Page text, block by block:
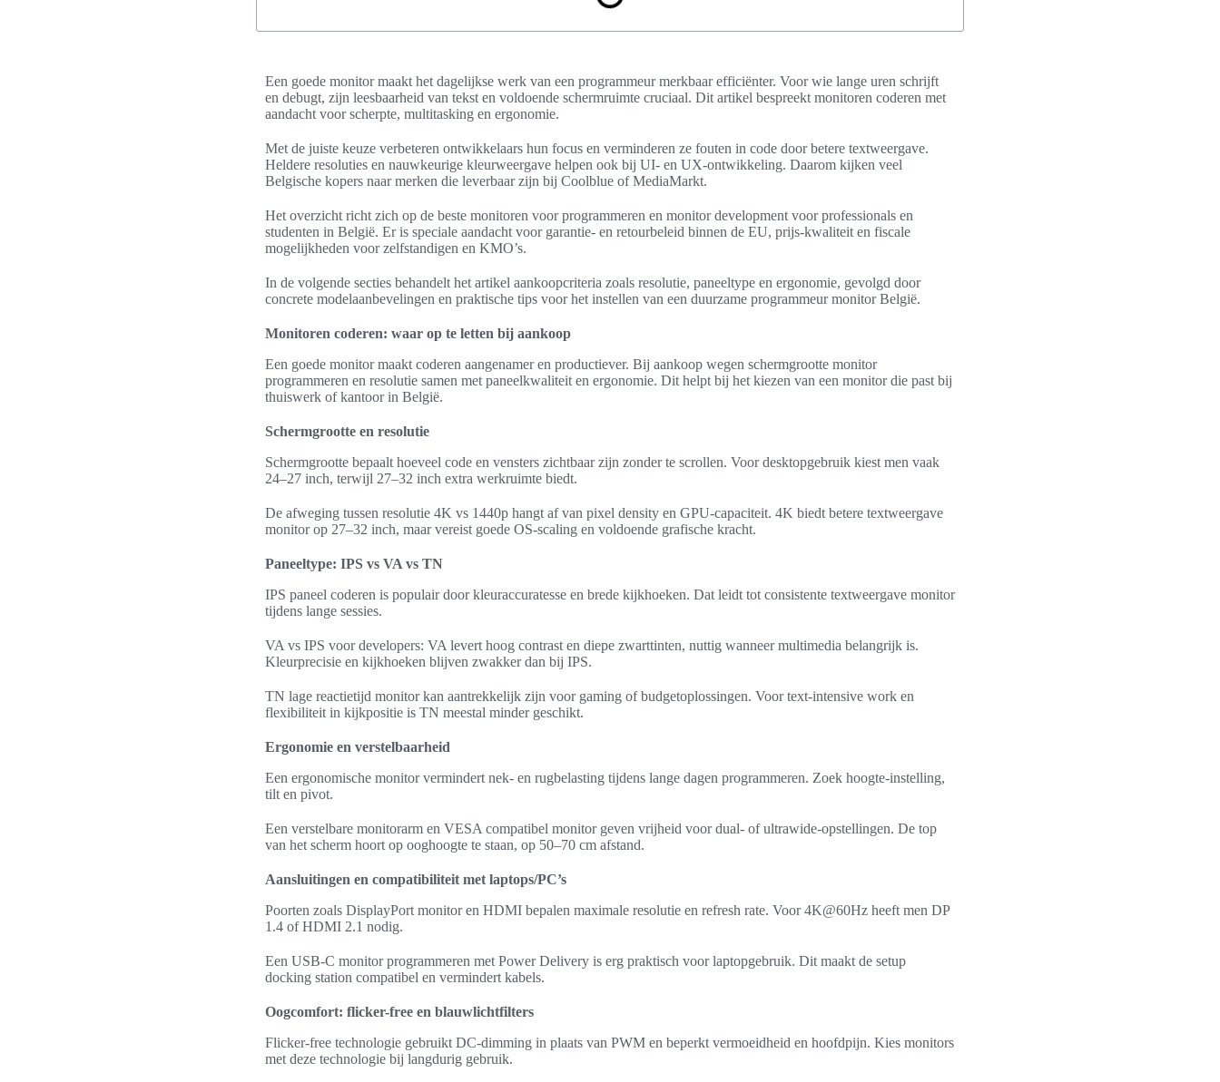
Een goede monitor maakt het dagelijkse werk van een programmeur merkbaar efficiënter. Voor wie lange uren schrijft
en debugt, zijn leesbaarheid van tekst en voldoende schermruimte cruciaal. Dit artikel bespreekt monitoren coderen met
aandacht voor scherpte, multitasking en ergonomie.
Met de juiste keuze verbeteren ontwikkelaars hun focus en verminderen ze fouten in code door betere textweergave.
Heldere resoluties en nauwkeurige kleurweergave helpen ook bij UI- en UX-ontwikkeling. Daarom kijken veel
Belgische kopers naar merken die leverbaar zijn bij Coolblue of MediaMarkt.
Het overzicht richt zich op de beste monitoren voor programmeren en monitor development voor professionals en
studenten in België. Er is speciale aandacht voor garantie- en retourbeleid binnen de EU, prijs-kwaliteit en fiscale
mogelijkheden voor zelfstandigen en KMO’s.
In de volgende secties behandelt het artikel aankoopcriteria zoals resolutie, paneeltype en ergonomie, gevolgd door
concrete modelaanbevelingen en praktische tips voor het instellen van een duurzame programmeur monitor België.
Monitoren coderen: waar op te letten bij aankoop
Een goede monitor maakt coderen aangenamer en productiever. Bij aankoop wegen schermgrootte monitor
programmeren en resolutie samen met paneelkwaliteit en ergonomie. Dit helpt bij het kiezen van een monitor die past bij
thuiswerk of kantoor in België.
Schermgrootte en resolutie
Schermgrootte bepaalt hoeveel code en vensters zichtbaar zijn zonder te scrollen. Voor desktopgebruik kiest men vaak
24–27 inch, terwijl 27–32 inch extra werkruimte biedt.
De afweging tussen resolutie 4K vs 1440p hangt af van pixel density en GPU-capaciteit. 4K biedt betere textweergave
monitor op 27–32 inch, maar vereist goede OS-scaling en voldoende grafische kracht.
Paneeltype: IPS vs VA vs TN
IPS paneel coderen is populair door kleuraccuratesse en brede kijkhoeken. Dat leidt tot consistente textweergave monitor
tijdens lange sessies.
VA vs IPS voor developers: VA levert hoog contrast en diepe zwarttinten, nuttig wanneer multimedia belangrijk is.
Kleurprecisie en kijkhoeken blijven zwakker dan bij IPS.
TN lage reactietijd monitor kan aantrekkelijk zijn voor gaming of budgetoplossingen. Voor text-intensive work en
flexibiliteit in kijkpositie is TN meestal minder geschikt.
Ergonomie en verstelbaarheid
Een ergonomische monitor vermindert nek- en rugbelasting tijdens lange dagen programmeren. Zoek hoogte-instelling,
tilt en pivot.
Een verstelbare monitorarm en VESA compatibel monitor geven vrijheid voor dual- of ultrawide-opstellingen. De top
van het scherm hoort op ooghoogte te staan, op 50–70 cm afstand.
Aansluitingen en compatibiliteit met laptops/PC’s
Poorten zoals DisplayPort monitor en HDMI bepalen maximale resolutie en refresh rate. Voor 4K@60Hz heeft men DP
1.4 of HDMI 2.1 nodig.
Een USB-C monitor programmeren met Power Delivery is erg praktisch voor laptopgebruik. Dit maakt de setup
docking station compatibel en vermindert kabels.
Oogcomfort: flicker-free en blauwlichtfilters
Flicker-free technologie gebruikt DC-dimming in plaats van PWM en beperkt vermoeidheid en hoofdpijn. Kies monitors
met deze technologie bij langdurig gebruik.